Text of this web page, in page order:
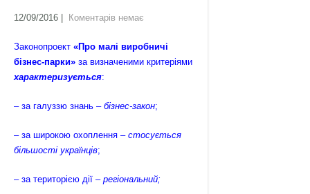
12/09/2016 Коментарів немає
Законопроект «Про малі виробничі
бізнес-парки» за визначеними критеріями
характеризується:
– за галуззю знань – бізнес-закон;
– за широкою охоплення – стосується
більшості українців;
– за територією дії – регіональний;